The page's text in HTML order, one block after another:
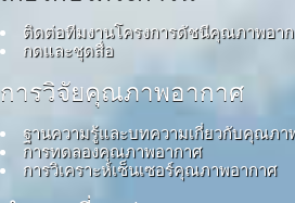
ติดต่อทีมงานโครงการดัชนีคุณภาพอา
กดและชุดสื่อ
การวิจัยคุณภาพอากาศ
ฐานความรู้และบทความเกี่ยวกับคุณภา
การทดลองคุณภาพอากาศ
การวิเคราะห์เซ็นเซอร์คุณภาพอากาศ